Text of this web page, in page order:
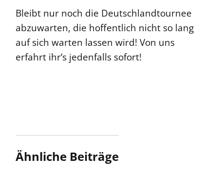
Bleibt nur noch die Deutschlandtournee
abzuwarten, die hoffentlich nicht so lang
auf sich warten lassen wird! Von uns
erfahrt ihr’s jedenfalls sofort!
Ähnliche Beiträge